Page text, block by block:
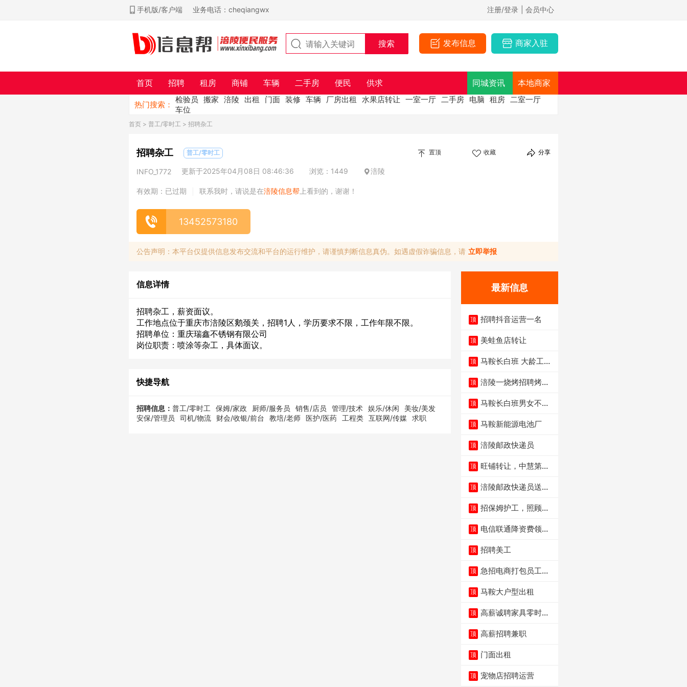
手机版/客户端 业务电话：cheqiangwx 注册/登录 | 会员中心
发布信息 商家入驻
首页 招聘 租房 商铺 车辆 二手房 便民 供求 同城资讯 本地商家
热门搜索：
检验员 搬家 涪陵 出租 门面 装修 车辆 厂房出租 水果店转让 一室一厅 二手房 电脑 租房 二室一厅
车位
首页 > 普工/零时工 > 招聘杂工
招聘杂工 普工/零时工 置顶 收藏 分享
INFO_1772 更新于2025年04月08日 08:46:36 浏览：1449 涪陵
有效期：已过期 联系我时，请说是在涪陵信息帮 上看到的，谢谢！
13452573180
公告声明：本平台仅提供信息发布交流和平台的运行维护，请谨慎判断信息真伪。如遇虚假诈骗信息，请 立即举报
信息详情
招聘杂工，薪资面议。
工作地点位于重庆市涪陵区鹅颈关，招聘1人，学历要求不限，工作年限不限。
招聘单位：重庆瑞鑫不锈钢有限公司
岗位职责：喷涂等杂工，具体面议。
快捷导航
招聘信息： 普工/零时工 保姆/家政 厨师/服务员 销售/店员 管理/技术 娱乐/休闲
美妆/美发
安保/管理员
司机/物流 财会/收银/前台 教培/老师 医护/医药 工程类 互联网/传媒 求职
最新信息
顶 招聘抖音运营一名
顶 美蛙鱼店转让
顶 马鞍长白班 大龄工大
顶 涪陵一烧烤招聘烤工
顶 马鞍长白班男女不限
顶 马鞍新能源电池厂
顶 涪陵邮政快递员
顶 旺铺转让，中慧第一
顶 涪陵邮政快递员送货
顶 招保姆护工，照顾病
顶 电信联通降资费领价
顶 招聘美工
顶 急招电商打包员工作
顶 马鞍大户型出租
顶 高薪诚聘家具零时促
顶 高薪招聘兼职
顶 门面出租
顶 宠物店招聘运营